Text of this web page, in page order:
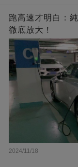
跑高速才明白：
徹底放大！
2024/11/18